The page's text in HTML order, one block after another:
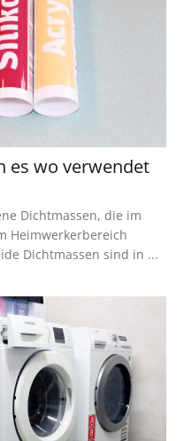
es wo verwendet
Dichtmassen, die im
Heimwerkerbereich
Dichtmassen sind in ...